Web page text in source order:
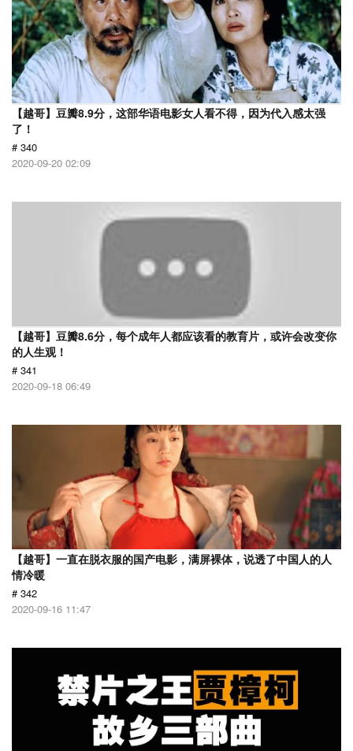
【越哥】豆瓣8.9分，这部华语电影女人看不得，因为代入感太强
了！
# 340
2020-09-20 02:09
【越哥】豆瓣8.6分，每个成年人都应该看的教育片，或许会改变你
的人生观！
# 341
2020-09-18 06:49
【越哥】一直在脱衣服的国产电影，满屏裸体，说透了中国人的人
情冷暖
# 342
2020-09-16 11:47